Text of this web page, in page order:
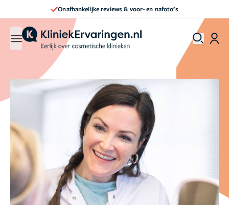
Onafhankelijke reviews & voor- en nafoto’s